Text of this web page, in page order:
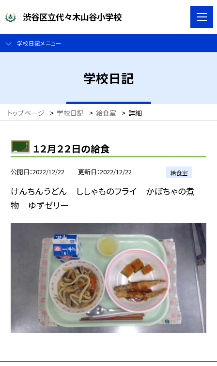
渋谷区立代々木山谷小学校
学校日記メニュー
学校日記
トップページ > 学校日記 > 給食室 > 詳細
１２月２２日の給食
公開日 2022/12/22 更新日 2022/12/22 給食室
けんちんうどん ししゃものフライ かぼちゃの煮
物 ゆずゼリー